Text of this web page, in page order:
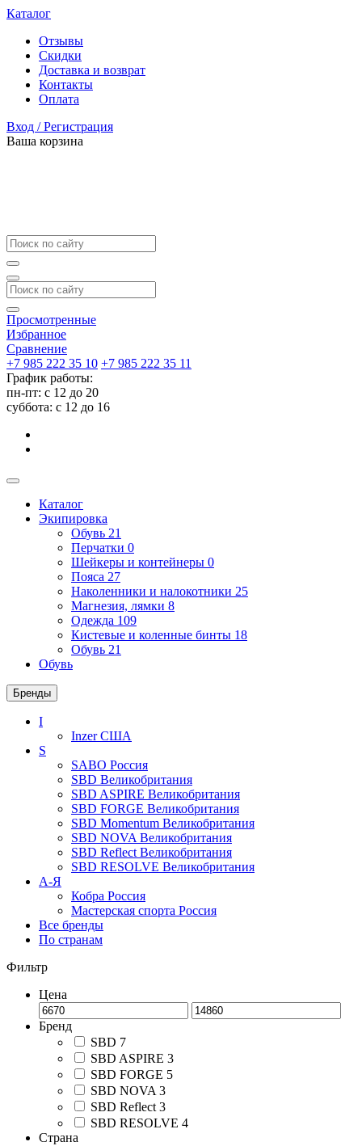
Каталог
Отзывы
Скидки
Доставка и возврат
Контакты
Оплата
Вход / Регистрация
Ваша корзина
Просмотренные
Избранное
Сравнение
+7 985 222 35 10 +7 985 222 35 11
График работы:
пн-пт: с 12 до 20
суббота: c 12 до 16
Каталог
Экипировка
Обувь 21
Перчатки 0
Шейкеры и контейнеры 0
Пояса 27
Наколенники и налокотники 25
Магнезия, лямки 8
Одежда 109
Кистевые и коленные бинты 18
Обувь 21
Обувь
Бренды
I
InzerСША
S
SABO Россия
SBD Великобритания
SBD ASPIRE Великобритания
SBD FORGE Великобритания
SBD Momentum Великобритания
SBD NOVA Великобритания
SBD Reflect Великобритания
SBD RESOLVE Великобритания
А-Я
Кобра Россия
Мастерская спорта Россия
Все бренды
По странам
Фильтр
Цена
Бренд
SBD 7
SBD ASPIRE 3
SBD FORGE 5
SBD NOVA 3
SBD Reflect 3
SBD RESOLVE 4
Страна